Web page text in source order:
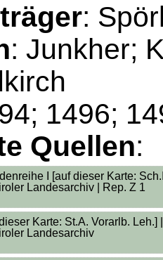
:
: Junkher;
1496;
Quellen:
I [auf dieser Karte:
Landesarchiv | Rep. Z 1
Karte: St.A. Vorarlb. Leh.]
Landesarchiv